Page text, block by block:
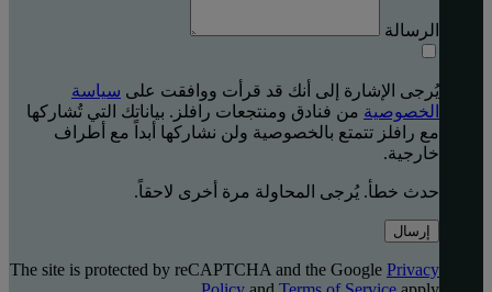
الرسالة
يُرجى الإشارة إلى أنك قد قرأت ووافقت على سياسة
الخصوصية من فنادق ومنتجعات رافلز. بياناتك التي تُشاركها
مع رافلز تتمتع بالخصوصية ولن نشاركها أبداً مع أطراف
خارجية.
حدث خطأ. يُرجى المحاولة مرة أخرى لاحقاً.
إرسال
The site is protected by reCAPTCHA and the Google Privacy